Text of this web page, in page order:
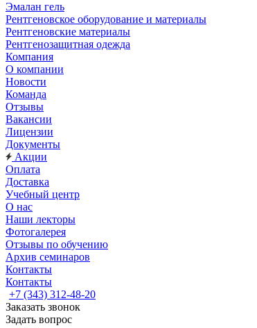
Эмалан гель
Рентгеновское оборудование и материалы
Рентгеновские материалы
Рентгенозащитная одежда
Компания
О компании
Новости
Команда
Отзывы
Вакансии
Лицензии
Документы
Акции
Оплата
Доставка
Учебный центр
О нас
Наши лекторы
Фотогалерея
Отзывы по обучению
Архив семинаров
Контакты
Контакты
+7 (343) 312-48-20
Заказать звонок
Задать вопрос